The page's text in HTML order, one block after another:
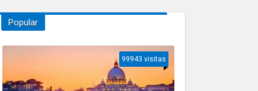
Popular
99943 visitas